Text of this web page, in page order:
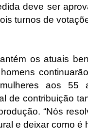
deve ser
turnos de
os atuais
aos 55
de contribuição
“Nós
e deixar como é